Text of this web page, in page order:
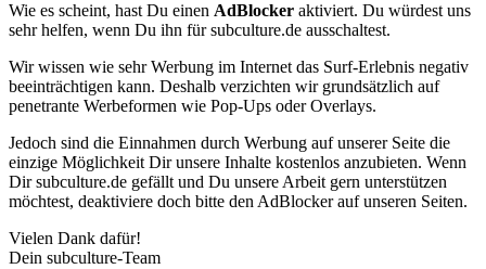
Wie es scheint, hast Du einen AdBlocker aktiviert. Du würdest uns
sehr helfen, wenn Du ihn für subculture.de ausschaltest.
Wir wissen wie sehr Werbung im Internet das Surf-Erlebnis negativ
beeinträchtigen kann. Deshalb verzichten wir grundsätzlich auf
penetrante Werbeformen wie Pop-Ups oder Overlays.
Jedoch sind die Einnahmen durch Werbung auf unserer Seite die
einzige Möglichkeit Dir unsere Inhalte kostenlos anzubieten. Wenn
Dir subculture.de gefällt und Du unsere Arbeit gern unterstützen
möchtest, deaktiviere doch bitte den AdBlocker auf unseren Seiten.
Vielen Dank dafür!
Dein subculture-Team